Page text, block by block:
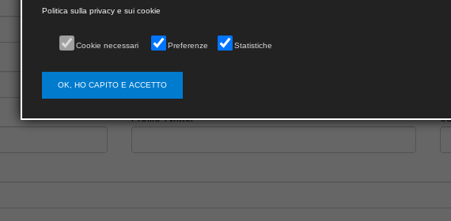
Profilo Twitter
Politica sulla privacy e sui cookie
Cookie necessari Preferenze Statistiche
OK, HO CAPITO E ACCETTO